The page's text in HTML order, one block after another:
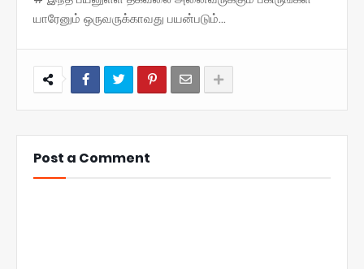
யாரேனும் ஒருவருக்காவது பயன்படும்...
Post a Comment